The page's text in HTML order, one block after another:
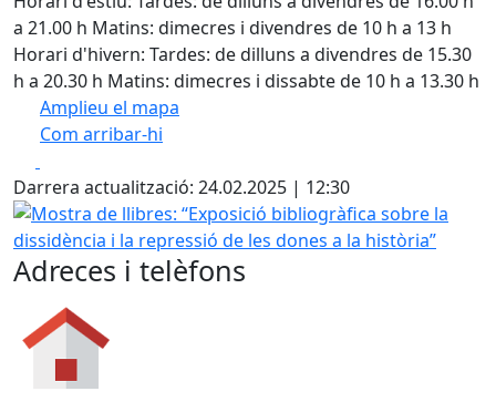
a 21.00 h Matins: dimecres i divendres de 10 h a 13 h
Horari d'hivern: Tardes: de dilluns a divendres de 15.30
h a 20.30 h Matins: dimecres i dissabte de 10 h a 13.30 h
Amplieu el mapa
Com arribar-hi
+
−
Darrera actualització: 24.02.2025 | 12:30
Mostra de llibres: “Exposició bibliogràfica sobre la
Adreces i telèfons